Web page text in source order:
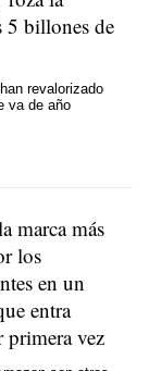
5 billones de
revalorizado
va de año
marca más
los
en un
entra
vez